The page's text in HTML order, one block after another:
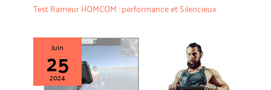
Test Rameur HOMCOM : performance et Silencieux
Juin
25
2024